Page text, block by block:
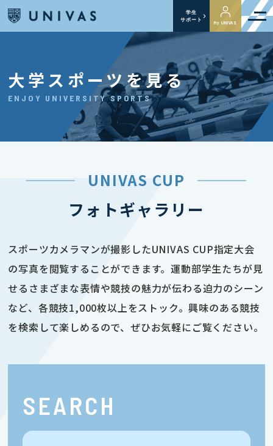
学生
サポート
My UNIVAS
大学スポーツを見る
ENJOY UNIVERSITY SPORTS
UNIVAS CUP
フォトギャラリー
スポーツカメラマンが撮影したUNIVAS CUP指定大会
の写真を閲覧することができます。運動部学生たちが見
せるさまざまな表情や競技の魅力が伝わる迫力のシーン
など、各競技1,000枚以上をストック。興味のある競技
を検索して楽しめるので、ぜひお気軽にご覧ください。
SEARCH